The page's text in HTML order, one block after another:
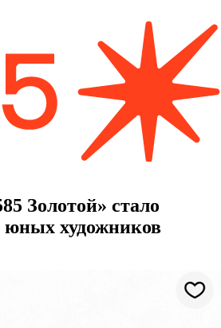
Золотой» стало
юных художников